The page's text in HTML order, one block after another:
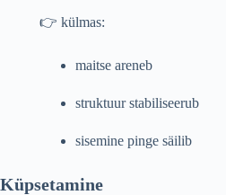
👉 külmas:
maitse areneb
struktuur stabiliseerub
sisemine pinge säilib
Küpsetamine